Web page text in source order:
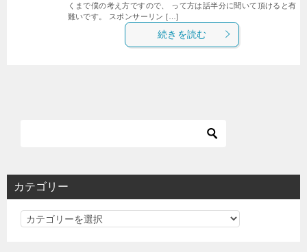
くまで僕の考え方ですので、 って方は話半分に聞いて頂けると有
難いです。 スポンサーリン […]
続きを読む
カテゴリー
カ